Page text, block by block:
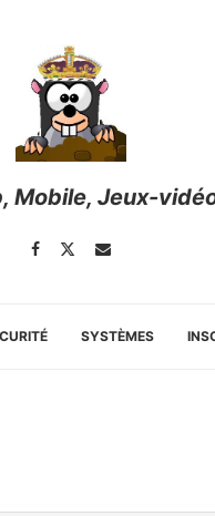
Mobile, Jeux-
SYSTÈMES